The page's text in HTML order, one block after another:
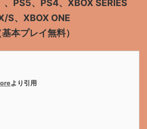
PS5、PS4、XBOX SERIES
S、XBOX ONE
基本プレイ無料）
より引用